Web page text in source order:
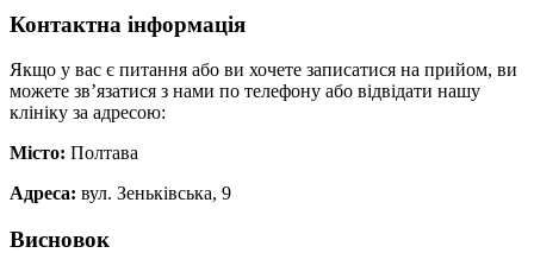
Контактна інформація
Якщо у вас є питання або ви хочете записатися на прийом, ви
можете зв’язатися з нами по телефону або відвідати нашу
клініку за адресою:
Місто: Полтава
Адреса: вул. Зеньківська, 9
Висновок